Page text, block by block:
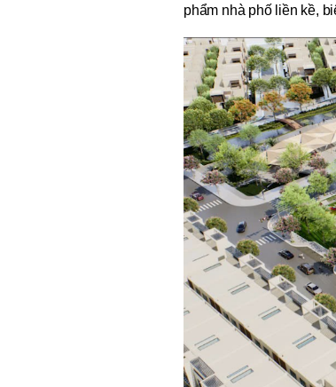
phẩm nhà phố liền kề,